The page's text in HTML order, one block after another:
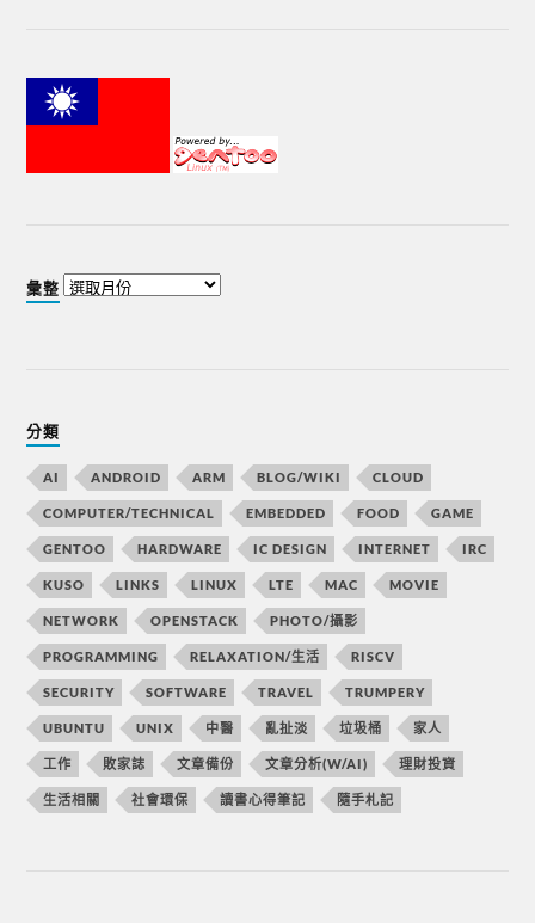
彙整
分類
AI ANDROID ARM BLOG/WIKI CLOUD
COMPUTER/TECHNICAL EMBEDDED FOOD GAME
GENTOO HARDWARE IC DESIGN INTERNET IRC
KUSO LINKS LINUX LTE MAC MOVIE
NETWORK OPENSTACK PHOTO/攝影
PROGRAMMING RELAXATION/生活 RISCV
SECURITY SOFTWARE TRAVEL TRUMPERY
UBUNTU UNIX 中醫 亂扯淡 垃圾桶 家人
工作 敗家誌 文章備份 文章分析(W/AI) 理財投資
生活相關 社會環保 讀書心得筆記 隨手札記